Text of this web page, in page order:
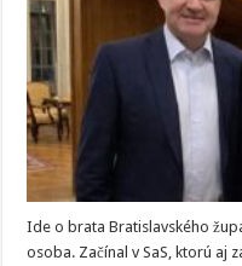
Ide o brata Bratislavského
osoba. Začínal v SaS, ktorú aj